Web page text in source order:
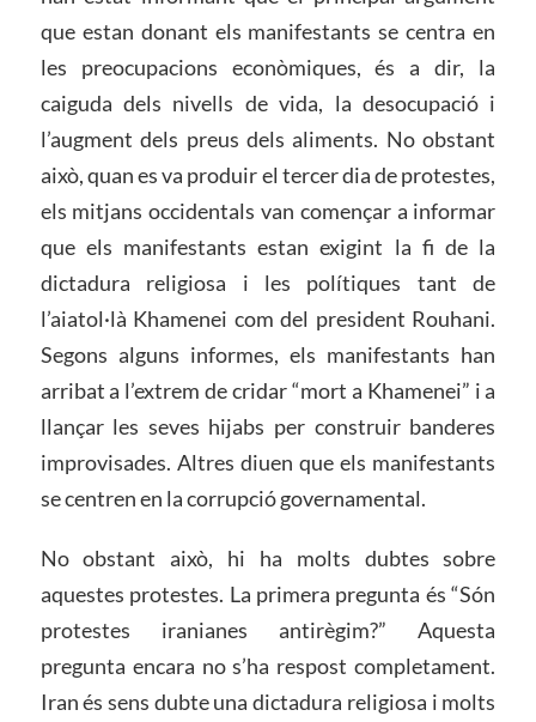
que estan donant els manifestants se centra en
les preocupacions econòmiques, és a dir, la
caiguda dels nivells de vida, la desocupació i
l’augment dels preus dels aliments. No obstant
això, quan es va produir el tercer dia de protestes,
els mitjans occidentals van començar a informar
que els manifestants estan exigint la fi de la
dictadura religiosa i les polítiques tant de
l’aiatol·là Khamenei com del president Rouhani.
Segons alguns informes, els manifestants han
arribat a l’extrem de cridar “mort a Khamenei” i a
llançar les seves hijabs per construir banderes
improvisades. Altres diuen que els manifestants
se centren en la corrupció governamental.
No obstant això, hi ha molts dubtes sobre
aquestes protestes. La primera pregunta és “Són
protestes iranianes antirègim?” Aquesta
pregunta encara no s’ha respost completament.
Iran és sens dubte una dictadura religiosa i molts